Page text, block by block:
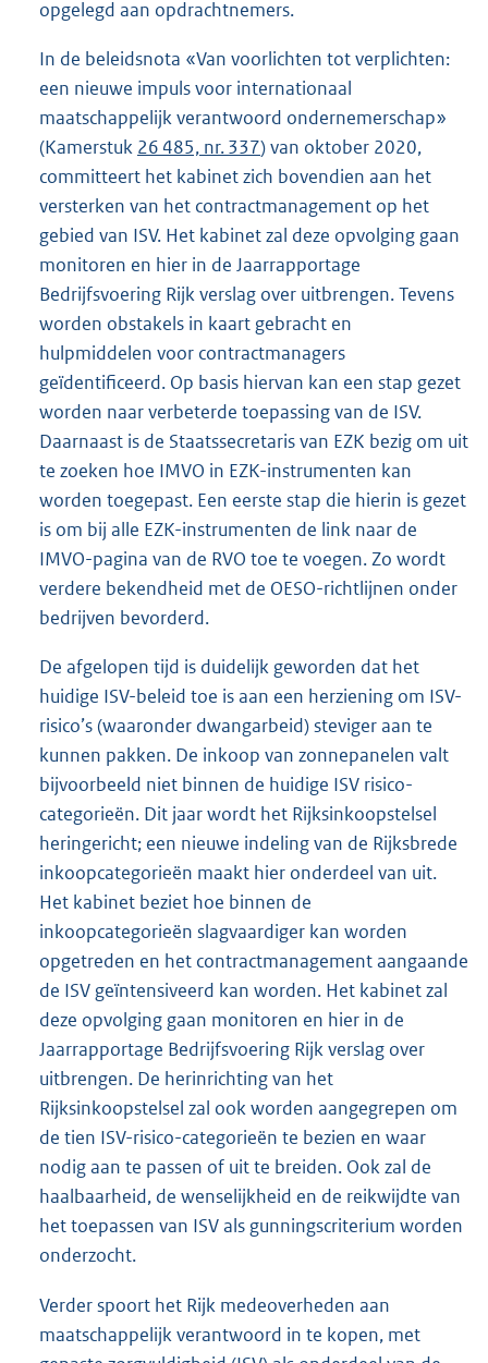
opgelegd aan opdrachtnemers.
In de beleidsnota «Van voorlichten tot verplichten:
een nieuwe impuls voor internationaal
maatschappelijk verantwoord ondernemerschap»
(Kamerstuk 26 485, nr. 337) van oktober 2020,
committeert het kabinet zich bovendien aan het
versterken van het contractmanagement op het
gebied van ISV. Het kabinet zal deze opvolging gaan
monitoren en hier in de Jaarrapportage
Bedrijfsvoering Rijk verslag over uitbrengen. Tevens
worden obstakels in kaart gebracht en
hulpmiddelen voor contractmanagers
geïdentificeerd. Op basis hiervan kan een stap gezet
worden naar verbeterde toepassing van de ISV.
Daarnaast is de Staatssecretaris van EZK bezig om uit
te zoeken hoe IMVO in EZK-instrumenten kan
worden toegepast. Een eerste stap die hierin is gezet
is om bij alle EZK-instrumenten de link naar de
IMVO-pagina van de RVO toe te voegen. Zo wordt
verdere bekendheid met de OESO-richtlijnen onder
bedrijven bevorderd.
De afgelopen tijd is duidelijk geworden dat het
huidige ISV-beleid toe is aan een herziening om ISV-
risico’s (waaronder dwangarbeid) steviger aan te
kunnen pakken. De inkoop van zonnepanelen valt
bijvoorbeeld niet binnen de huidige ISV risico-
categorieën. Dit jaar wordt het Rijksinkoopstelsel
heringericht; een nieuwe indeling van de Rijksbrede
inkoopcategorieën maakt hier onderdeel van uit.
Het kabinet beziet hoe binnen de
inkoopcategorieën slagvaardiger kan worden
opgetreden en het contractmanagement aangaande
de ISV geïntensiveerd kan worden. Het kabinet zal
deze opvolging gaan monitoren en hier in de
Jaarrapportage Bedrijfsvoering Rijk verslag over
uitbrengen. De herinrichting van het
Rijksinkoopstelsel zal ook worden aangegrepen om
de tien ISV-risico-categorieën te bezien en waar
nodig aan te passen of uit te breiden. Ook zal de
haalbaarheid, de wenselijkheid en de reikwijdte van
het toepassen van ISV als gunningscriterium worden
onderzocht.
Verder spoort het Rijk medeoverheden aan
maatschappelijk verantwoord in te kopen, met